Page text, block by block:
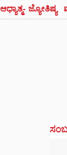
ಆಧ್ಯಾತ್ಮ- ಜ್ಯೋತಿಷ್ಯ